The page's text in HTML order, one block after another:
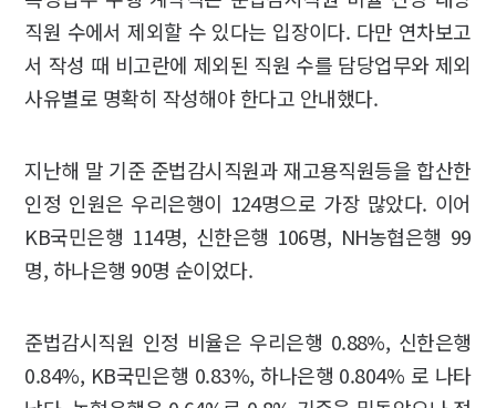
직원 수에서 제외할 수 있다는 입장이다. 다만 연차보고
서 작성 때 비고란에 제외된 직원 수를 담당업무와 제외
사유별로 명확히 작성해야 한다고 안내했다.
지난해 말 기준 준법감시직원과 재고용직원등을 합산한
인정 인원은 우리은행이 124명으로 가장 많았다. 이어
KB국민은행 114명, 신한은행 106명, NH농협은행 99
명, 하나은행 90명 순이었다.
준법감시직원 인정 비율은 우리은행 0.88%, 신한은행
0.84%, KB국민은행 0.83%, 하나은행 0.804% 로 나타